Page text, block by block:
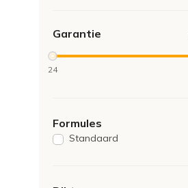
Garantie
24
Formules
Standaard